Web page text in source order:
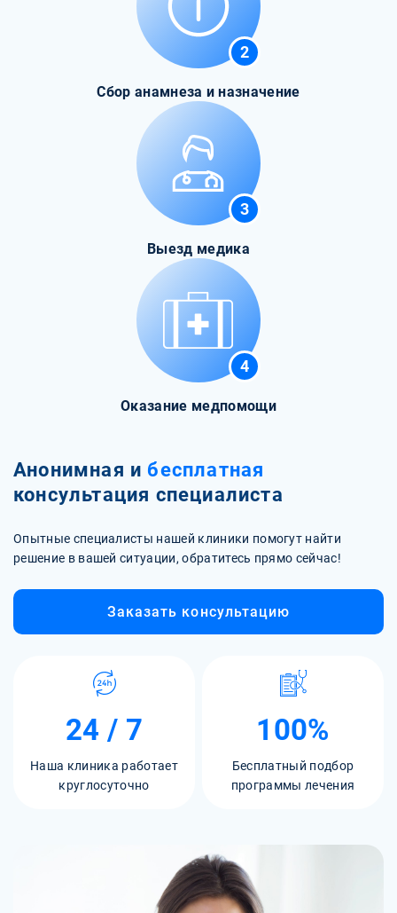
2
Сбор анамнеза и назначение
3
Выезд медика
4
Оказание медпомощи
Анонимная и бесплатная
консультация специалиста
Опытные специалисты нашей клиники помогут найти
решение в вашей ситуации, обратитесь прямо сейчас!
Заказать консультацию
24 / 7
Наша клиника работает
круглосуточно
100%
Бесплатный подбор
программы лечения